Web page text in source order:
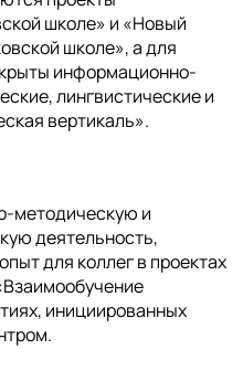
школе» и «Новый
школе», а для
информационно-
лингвистические и
вертикаль».
методическую и
деятельность,
для коллег в проектах
инициированных